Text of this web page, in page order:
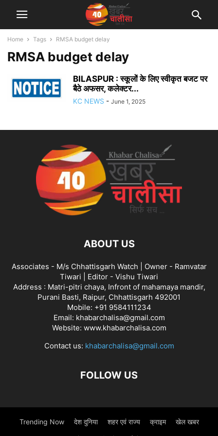
Home Tags RMSA budget delay
RMSA budget delay
BILASPUR : स्कूलों के लिए स्वीकृत बजट पर
बैठे अफसर, कलेक्टर...
KC NEWS - June 1, 2025
ABOUT US
Associates - M/s Chhattisgarh Watch | Owner - Ramvatar
Tiwari | Editor - Vishu Tiwari
Address : Matri-pitri chaya, Infront of mahamaya mandir,
Purani Basti, Raipur, Chhattisgarh 492001
Mobile: +91 9584111234
Email: khabarchalisa@gmail.com
Website: www.khabarchalisa.com
Contact us: khabarchalisa@gmail.com
FOLLOW US
Trending Now देश दुनिया शहर एवं राज्य क्राइम खेल खबर